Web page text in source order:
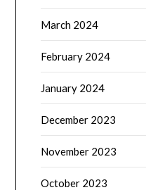
March 2024
February 2024
January 2024
December 2023
November 2023
October 2023